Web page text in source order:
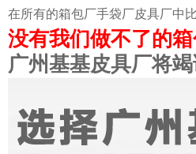
在所有的箱包厂手袋厂皮具厂中
没有我们做不了的
广州基基皮具厂将